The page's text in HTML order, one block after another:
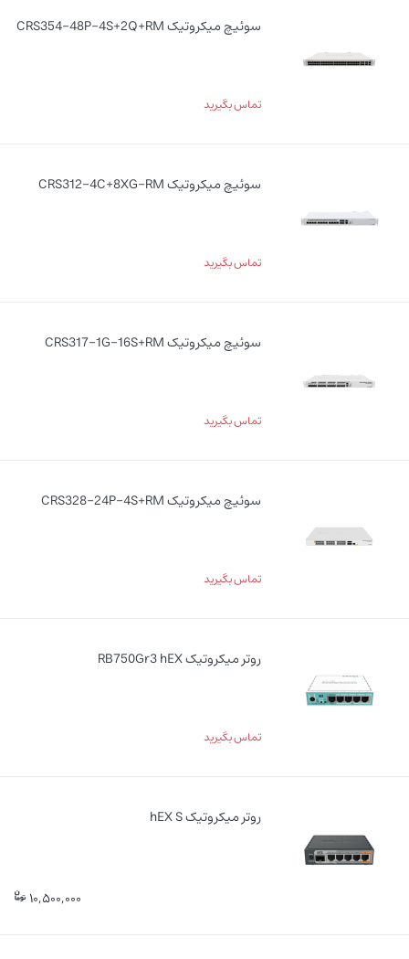
سوئیچ میکروتیک CRS354-48P-4S+2Q+RM
تماس بگیرید
سوئیچ میکروتیک CRS312-4C+8XG-RM
تماس بگیرید
سوئیچ میکروتیک CRS317-1G-16S+RM
تماس بگیرید
سوئیچ میکروتیک CRS328-24P-4S+RM
تماس بگیرید
روتر میکروتیک RB750Gr3 hEX
تماس بگیرید
روتر میکروتیک hEX S
10,500,000